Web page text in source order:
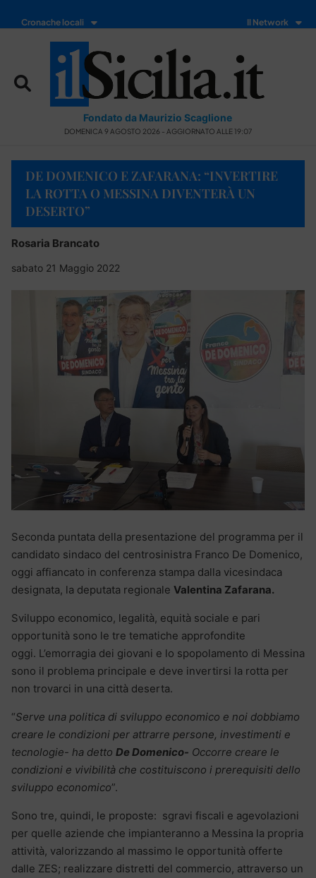
Cronache locali Il Network
Fondato da Maurizio Scaglione
DOMENICA 9 AGOSTO 2026 - AGGIORNATO ALLE 19:07
DE DOMENICO E ZAFARANA: “INVERTIRE
LA ROTTA O MESSINA DIVENTERÀ UN
DESERTO”
Rosaria Brancato
sabato 21 Maggio 2022
Seconda puntata della presentazione del programma per il
candidato sindaco del centrosinistra Franco De Domenico,
oggi affiancato in conferenza stampa dalla vicesindaca
designata, la deputata regionale Valentina Zafarana.
Sviluppo economico, legalità, equità sociale e pari
opportunità sono le tre tematiche approfondite
oggi. L’emorragia dei giovani e lo spopolamento di Messina
sono il problema principale e deve invertirsi la rotta per
non trovarci in una città deserta.
“Serve una politica di sviluppo economico e noi dobbiamo
creare le condizioni per attrarre persone, investimenti e
tecnologie- ha detto De Domenico- Occorre creare le
condizioni e vivibilità che costituiscono i prerequisiti dello
sviluppo economico”.
Sono tre, quindi, le proposte: sgravi fiscali e agevolazioni
per quelle aziende che impianteranno a Messina la propria
attività, valorizzando al massimo le opportunità offerte
dalle ZES; realizzare distretti del commercio, attraverso un